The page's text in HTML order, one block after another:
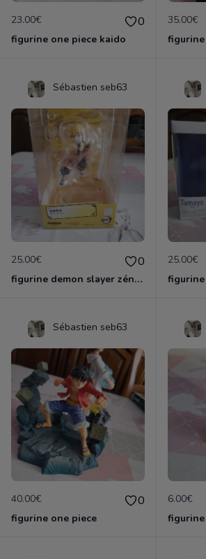
23.00€ 0
figurine one piece kaido
35.00€
Sébastien seb63
25.00€ 0
figurine demon slayer zénith officielle
25.00€
Sébastien seb63
40.00€ 0
figurine one piece
6.00€
figurine